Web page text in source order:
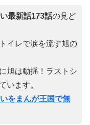
最新話173話の見ど
イレで涙を流す旭の
旭は動揺！ラストシ
います。
をまんが王国で無